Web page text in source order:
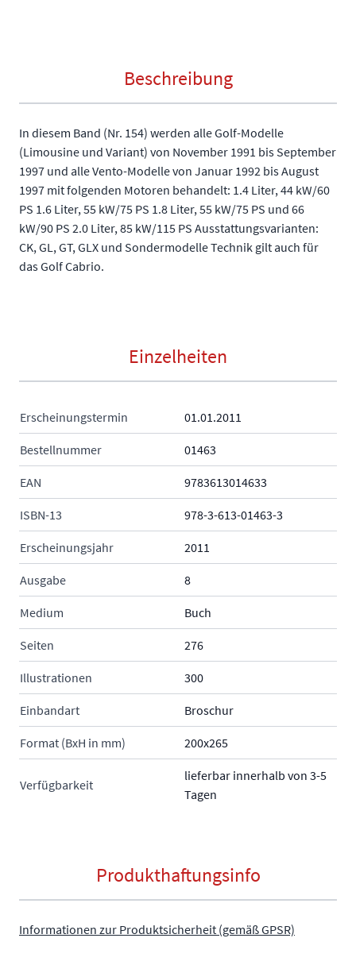
Beschreibung
In diesem Band (Nr. 154) werden alle Golf-Modelle
(Limousine und Variant) von November 1991 bis September
1997 und alle Vento-Modelle von Januar 1992 bis August
1997 mit folgenden Motoren behandelt: 1.4 Liter, 44 kW/60
PS 1.6 Liter, 55 kW/75 PS 1.8 Liter, 55 kW/75 PS und 66
kW/90 PS 2.0 Liter, 85 kW/115 PS Ausstattungsvarianten:
CK, GL, GT, GLX und Sondermodelle Technik gilt auch für
das Golf Cabrio.
Einzelheiten
Erscheinungstermin 01.01.2011
Bestellnummer 01463
EAN 9783613014633
ISBN-13 978-3-613-01463-3
Erscheinungsjahr 2011
Ausgabe 8
Medium Buch
Seiten 276
Illustrationen 300
Einbandart Broschur
Format (BxH in mm) 200x265
Verfügbarkeit
lieferbar innerhalb von 3-5
Tagen
Produkthaftungsinfo
Informationen zur Produktsicherheit (gemäß GPSR)